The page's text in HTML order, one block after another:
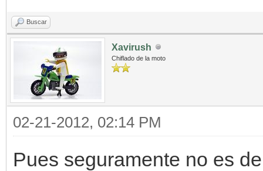
Buscar
Xavirush
Chiflado de la moto
02-21-2012, 02:14 PM
Pues seguramente no es